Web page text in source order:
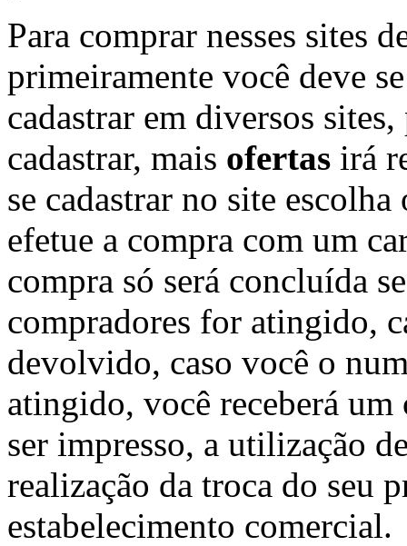
Para comprar nesses sites
primeiramente você deve
cadastrar em diversos
cadastrar, mais ofertas irá
se cadastrar no site
efetue a compra com um
compra só será concluída
compradores for atingido,
devolvido, caso você o
atingido, você receberá
ser impresso, a utilização
realização da troca do seu
estabelecimento comercial.